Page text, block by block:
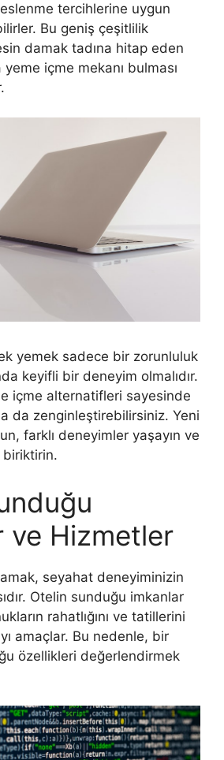
tercihlerine uygun
Bu geniş çeşitlilik
damak tadına hitap eden
içme mekanı bulması
yemek sadece bir zorunluluk
keyifli bir deneyim olmalıdır.
içme alternatifleri sayesinde
da zenginleştirebilirsiniz. Yeni
farklı deneyimler yaşayın ve
biriktirin.
ve Hizmetler
seyahat deneyiminizin
Otelin sunduğu imkanlar
rahatlığını ve tatillerini
amaçlar. Bu nedenle, bir
özellikleri değerlendirmek